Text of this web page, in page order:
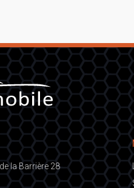
la Barrière 28